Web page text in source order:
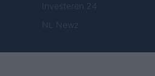
Investeren 24
NL Newz